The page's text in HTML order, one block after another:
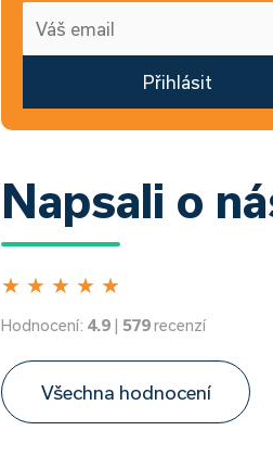
Přihlásit
Napsali o
★ ★ ★ ★ ★
Hodnocení: 4.9 | 579recenzí
Všechna hodnocení